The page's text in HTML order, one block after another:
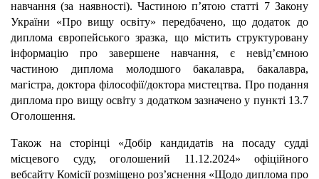
навчання (за наявності). Частиною п’ятою статті 7 Закону
України «Про вищу освіту» передбачено, що додаток до
диплома європейського зразка, що містить структуровану
інформацію про завершене навчання, є невід’ємною
частиною диплома молодшого бакалавра, бакалавра,
магістра, доктора філософії/доктора мистецтва. Про подання
диплома про вищу освіту з додатком зазначено у пункті 13.7
Оголошення.
Також на сторінці «Добір кандидатів на посаду судді
місцевого суду, оголошений 11.12.2024» офіційного
вебсайту Комісії розміщено роз’яснення «Щодо диплома про